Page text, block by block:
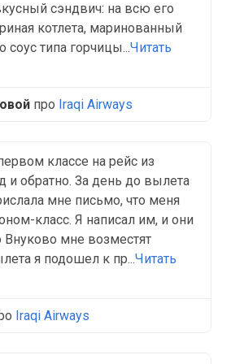
сэндвич: на всю его
котлета, маринованный
соус типа горчицы...Читать
про Iraqi Airways
классе на рейс из
обратно. За день до вылета
мне письмо, что меня
класс. Я написал им, и они
Внуково мне возместят
я подошел к пр...Читать
Iraqi Airways